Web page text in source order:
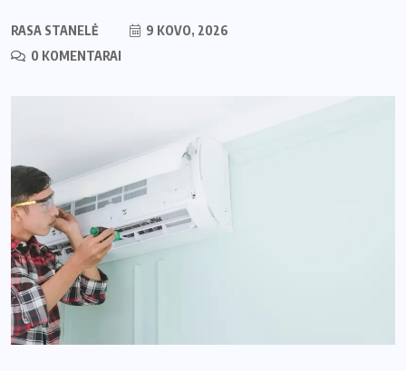
RASA STANELĖ
9 KOVO, 2026
0 KOMENTARAI